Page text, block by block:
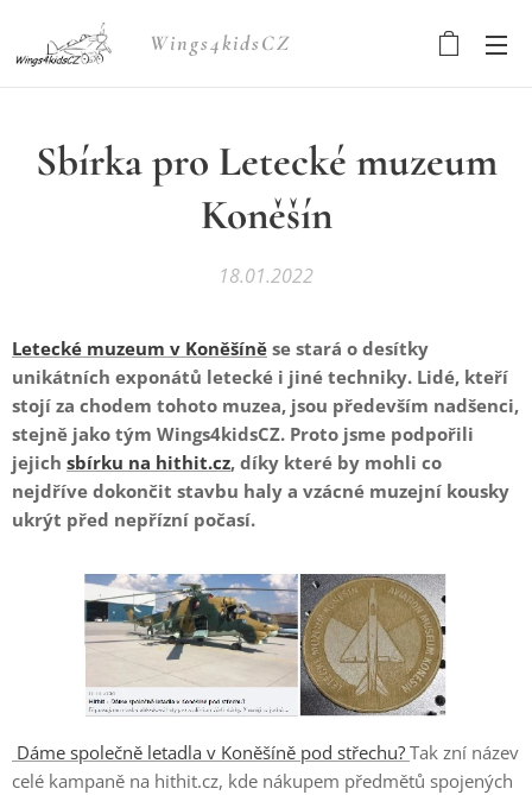
Wings4kidsCZ
Sbírka pro Letecké muzeum
Koněšín
18.01.2022
Letecké muzeum v Koněšíně se stará o desítky
unikátních exponátů letecké i jiné techniky. Lidé, kteří
stojí za chodem tohoto muzea, jsou především nadšenci,
stejně jako tým Wings4kidsCZ. Proto jsme podpořili
jejich sbírku na hithit.cz, díky které by mohli co
nejdříve dokončit stavbu haly a vzácné muzejní kousky
ukrýt před nepřízní počasí.
Dáme společně letadla v Koněšíně pod střechu? Tak zní název
celé kampaně na hithit.cz, kde nákupem předmětů spojených